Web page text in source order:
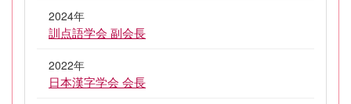
2024年
訓点語学会 副会長
2022年
日本漢字学会 会長